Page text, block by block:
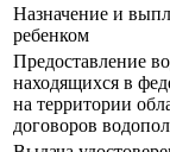
Назначение и
ребенком
Предоставление
находящихся в
на территории
договоров